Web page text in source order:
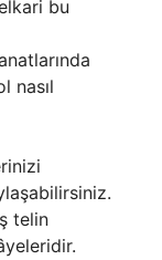
bu
nasıl
telin